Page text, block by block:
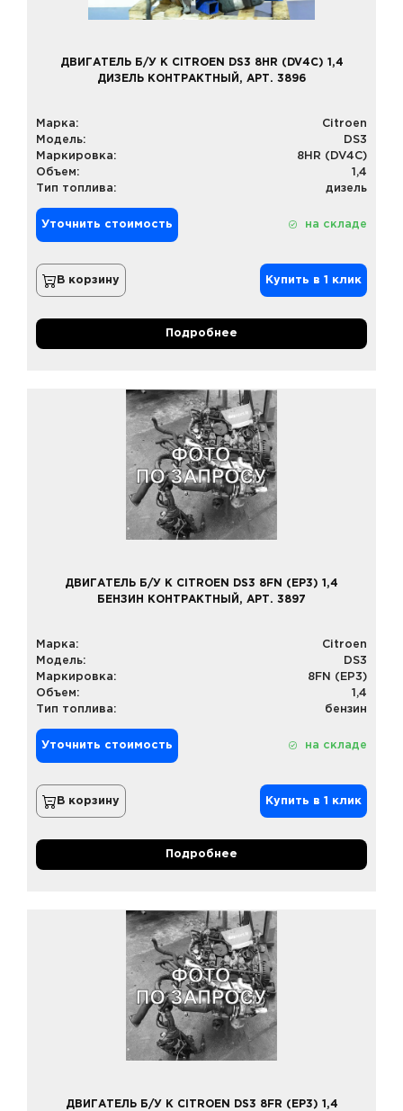
ДВИГАТЕЛЬ Б/У К CITROEN DS3 8HR (DV4C) 1,4
ДИЗЕЛЬ КОНТРАКТНЫЙ, АРТ. 3896
Марка:
Citroen
Модель:
DS3
Маркировка:
8HR (DV4C)
Объем:
1,4
Тип топлива:
дизель
Уточнить стоимость на складе
В корзину Купить в 1 клик
Подробнее
ДВИГАТЕЛЬ Б/У К CITROEN DS3 8FN (EP3) 1,4
БЕНЗИН КОНТРАКТНЫЙ, АРТ. 3897
Марка:
Citroen
Модель:
DS3
Маркировка:
8FN (EP3)
Объем:
1,4
Тип топлива:
бензин
Уточнить стоимость на складе
В корзину Купить в 1 клик
Подробнее
ДВИГАТЕЛЬ Б/У К CITROEN DS3 8FR (EP3) 1,4